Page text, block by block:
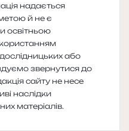
надається
й не є
освітньою
або
звернутися до
сайту не несе
наслідки
матеріалів.